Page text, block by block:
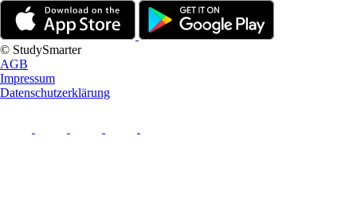
© StudySmarter
AGB
Impressum
Datenschutzerklärung